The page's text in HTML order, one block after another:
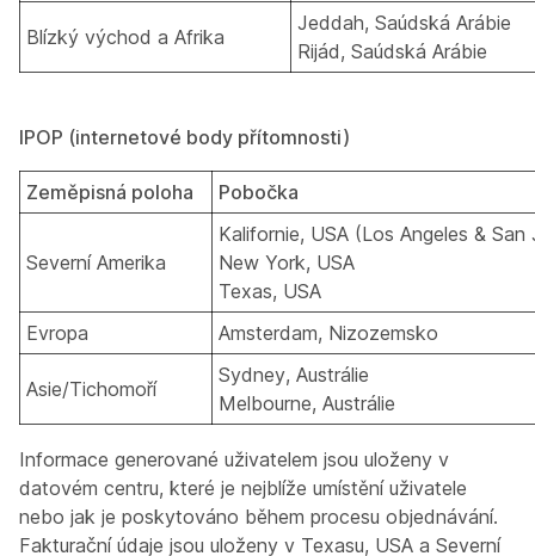
Blízký východ a Afrika
Jeddah, Saúdská Arábie
Rijád, Saúdská Arábie
IPOP (internetové body přítomnosti)
Zeměpisná poloha Pobočka
Severní Amerika
Kalifornie, USA (Los Angeles & San
New York, USA
Texas, USA
Evropa
Amsterdam, Nizozemsko
Asie/Tichomoří
Sydney, Austrálie
Melbourne, Austrálie
Informace generované uživatelem jsou uloženy v
datovém centru, které je nejblíže umístění uživatele
nebo jak je poskytováno během procesu objednávání.
Fakturační údaje jsou uloženy v Texasu, USA a Severní